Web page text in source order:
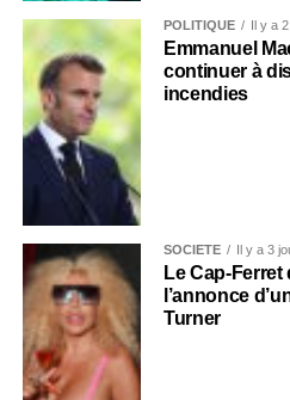
POLITIQUE Il y a
Emmanuel
continuer à
incendies
SOCIÉTÉ Il y a 3
Le Cap-
l’annonce
Turner